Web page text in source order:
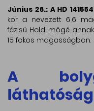
Június 26.: A HD
kor a nevezett 6,6
fázisú Hold mögé
15 fokos magasságban.
A